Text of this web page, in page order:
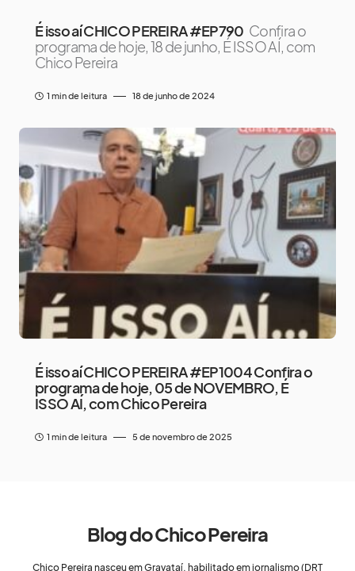
É isso aí CHICO PEREIRA #EP790 Confira o
programa de hoje, 18 de junho, É ISSO AÍ, com
Chico Pereira
1 min de leitura 18 de junho de 2024
É isso aí CHICO PEREIRA #EP1004 Confira o
programa de hoje, 05 de NOVEMBRO, É
ISSO AÍ, com Chico Pereira
1 min de leitura 5 de novembro de 2025
Blog do Chico Pereira
Chico Pereira nasceu em Gravataí, habilitado em jornalismo (DRT